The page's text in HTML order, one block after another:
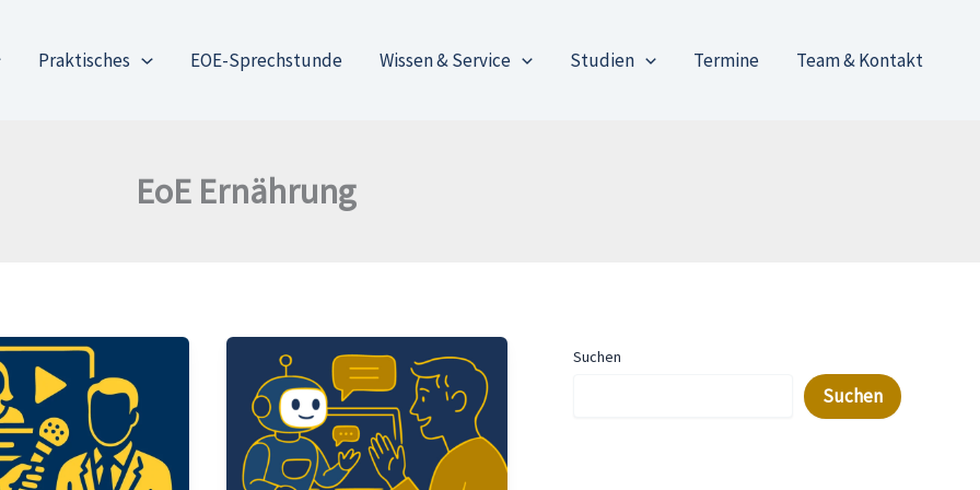
Praktisches EOE-Sprechstunde Wissen & Service Studien Termine Team & Kontakt
EoE Ernährung
Suchen
Suchen